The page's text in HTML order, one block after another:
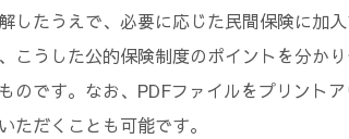
したうえで、必要に応じた民間保険に加入
こうした公的保険制度のポイントを分か
のです。なお、PDFファイルをプリント
ただくことも可能です。